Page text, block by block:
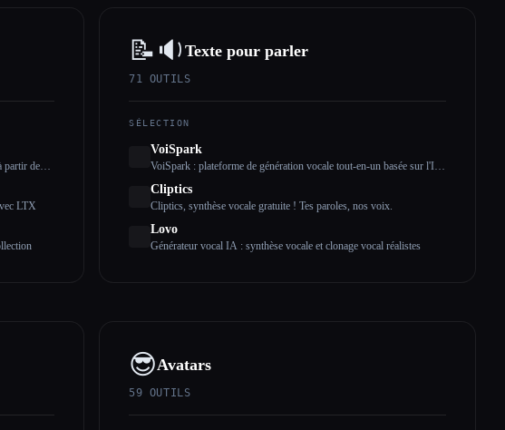
partir de
LTX
📝🔉 Texte pour parler
71 OUTILS
SÉLECTION
VoiSpark
VoiSpark : plateforme de génération vocale tout-en-un basée sur l'IA
Cliptics
Cliptics, synthèse vocale gratuite ! Tes paroles, nos voix.
Lovo
Générateur vocal IA : synthèse vocale et clonage vocal réalistes
😎Avatars
59 OUTILS